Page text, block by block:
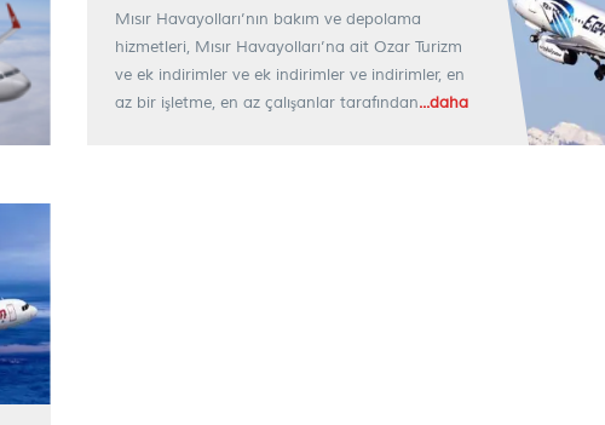
Mısır Havayolları’nın bakım ve depolama
hizmetleri, Mısır Havayolları’na ait Ozar Turizm
ve ek indirimler ve ek indirimler ve indirimler, en
az bir işletme, en az çalışanlar tarafından...daha